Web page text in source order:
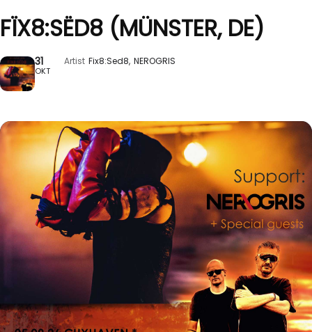
FÏX8:SËD8 (MÜNSTER, DE)
31
OKT
Artist Fix8:Sed8, NEROGRIS